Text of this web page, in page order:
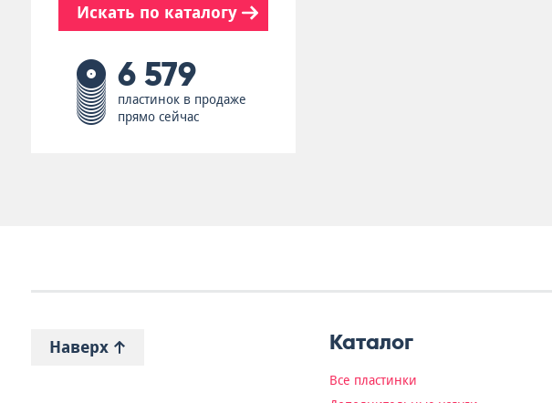
Искать по каталогу
6 579
пластинок в продаже
прямо сейчас
Наверх Каталог
Все пластинки